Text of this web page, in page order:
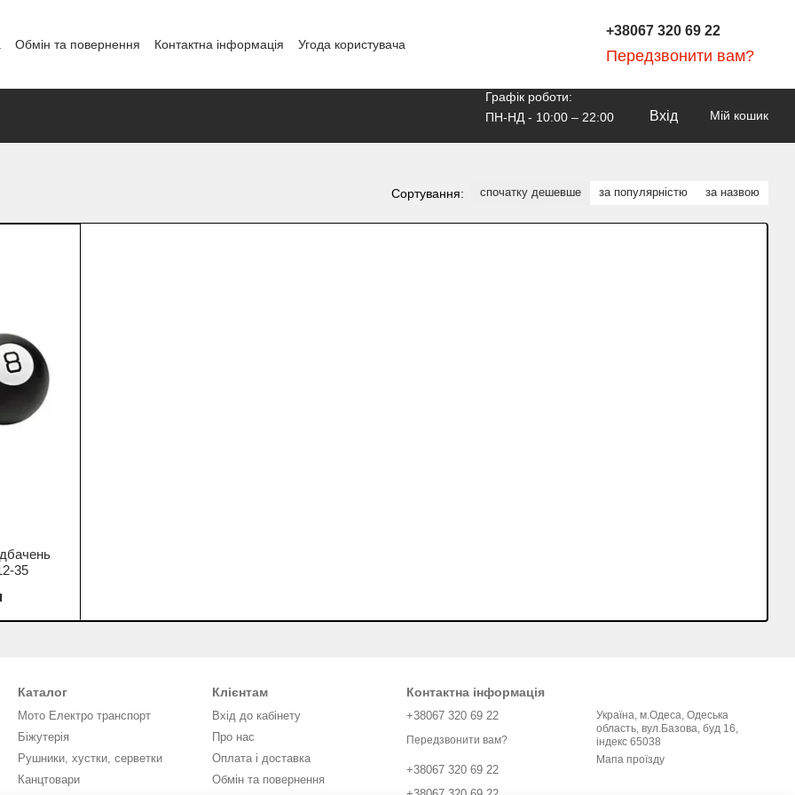
Обмін та повернення Контактна інформація
Угода користувача
+38067 320 69 22
Передзвонити вам?
Графік роботи:
ПН-НД - 10:00 – 22:00
Вхід Мій кошик
Сортування: спочатку дешевше за популярністю за назвою
35
Каталог
Мото Електро транспорт
Біжутерія
Рушники, хустки, серветки
Канцтовари
Клієнтам
Вхід до кабінету
Про нас
Оплата і доставка
Обмін та повернення
Контактна інформація
+38067 320 69 22
Передзвонити вам?
+38067 320 69 22
Україна, м.Одеса, Одеська
область, вул.Базова, буд 16,
індекс 65038
Мапа проїзду